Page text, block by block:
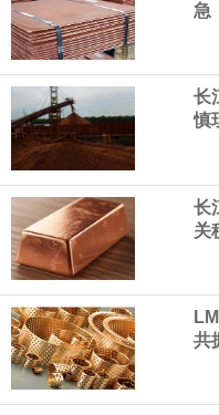
（含境内发明专利20
纽约期银日内涨
宇树科技董事长、
经过多年研发创新
成技术、高紧凑度
心技术等多项已商
用人形机器人、四足
急
长
慎
长
关
共